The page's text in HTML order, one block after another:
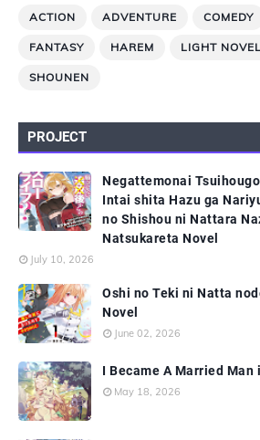
ACTION ADVENTURE COMEDY
FANTASY HAREM LIGHT NOVEL
SHOUNEN
PROJECT
Negattemonai
Intai shita Hazu ga
no Shishou ni Nattara
Natsukareta Novel
July 10, 2026
Oshi no Teki ni Natta
Novel
June 02, 2026
I Became A Married Man
May 18, 2026